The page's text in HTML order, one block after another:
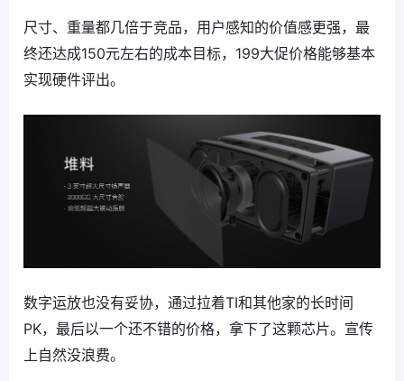
尺寸、重量都几倍于竞品，用户感知的价值感更强，最
终还达成150元左右的成本目标，199大促价格能够基本
实现硬件评出。
数字运放也没有妥协，通过拉着TI和其他家的长时间
PK，最后以一个还不错的价格，拿下了这颗芯片。宣传
上自然没浪费。